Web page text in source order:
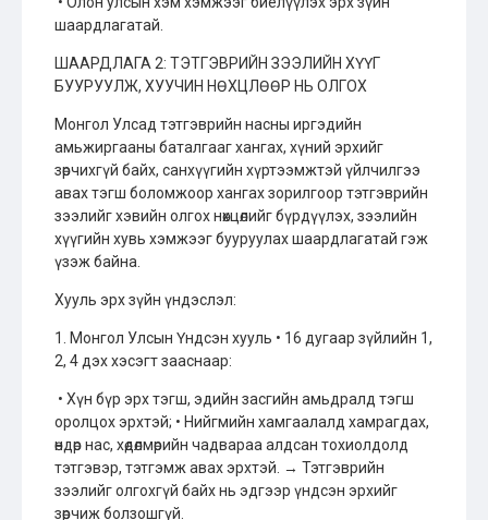
шаардлагатай.
ШААРДЛАГА 2: ТЭТГЭВРИЙН ЗЭЭЛИЙН ХҮҮГ
БУУРУУЛЖ, ХУУЧИН НӨХЦЛӨӨР НЬ ОЛГОХ
Монгол Улсад тэтгэврийн насны иргэдийн
амьжиргааны баталгааг хангах, хүний эрхийг
зөрчихгүй байх, санхүүгийн хүртээмжтэй үйлчилгээ
авах тэгш боломжоор хангах зорилгоор тэтгэврийн
зээлийг хэвийн олгох нөхцөлийг бүрдүүлэх, зээлийн
хүүгийн хувь хэмжээг бууруулах шаардлагатай гэж
үзэж байна.
Хууль эрх зүйн үндэслэл:
1. Монгол Улсын Үндсэн хууль • 16 дугаар зүйлийн 1,
2, 4 дэх хэсэгт зааснаар:
• Хүн бүр эрх тэгш, эдийн засгийн амьдралд тэгш
оролцох эрхтэй; • Нийгмийн хамгаалалд хамрагдах,
өндөр нас, хөдөлмөрийн чадвараа алдсан тохиолдолд
тэтгэвэр, тэтгэмж авах эрхтэй. → Тэтгэврийн
зээлийг олгохгүй байх нь эдгээр үндсэн эрхийг
зөрчиж болзошгүй.